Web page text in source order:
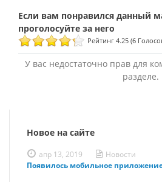
Рейтинг 4.25 (6
У вас недостаточно прав для
разделе.
Новое на сайте
апр 13, 2019
Новости
Появилось мобильное